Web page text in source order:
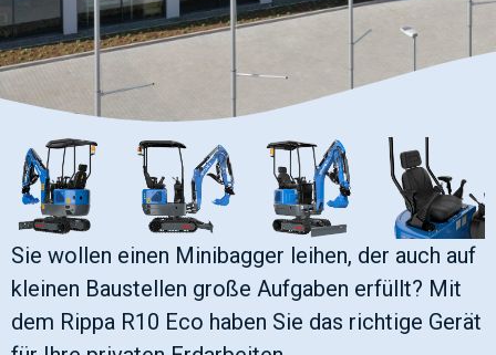
Sie wollen einen Minibagger leihen, der auch auf
kleinen Baustellen große Aufgaben erfüllt? Mit
dem Rippa R10 Eco haben Sie das richtige Gerät